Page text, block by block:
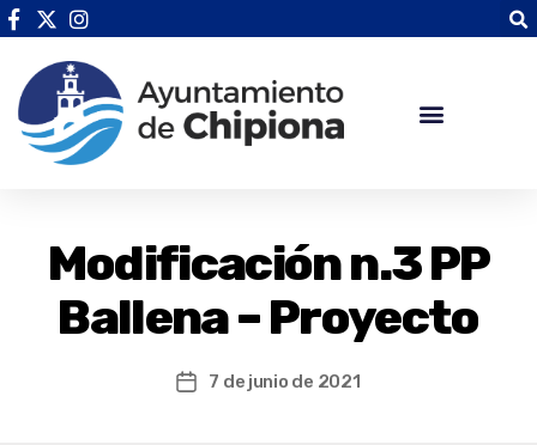
Modificación n.3 PP
Ballena – Proyecto
7 de junio de 2021